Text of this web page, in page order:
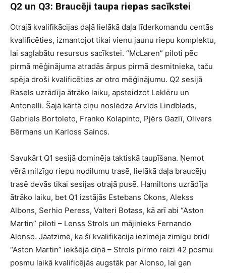
Q2 un Q3: Braucēji taupa riepas sacīkstei
Otrajā kvalifikācijas daļā lielākā daļa līderkomandu centās
kvalificēties, izmantojot tikai vienu jaunu riepu komplektu,
lai saglabātu resursus sacīkstei. “McLaren” piloti pēc
pirmā mēģinājuma atradās ārpus pirmā desmitnieka, taču
spēja droši kvalificēties ar otro mēģinājumu. Q2 sesijā
Rasels uzrādīja ātrāko laiku, apsteidzot Leklēru un
Antonelli. Šajā kārtā cīņu noslēdza Arvīds Lindblads,
Gabriels Bortoleto, Franko Kolapinto, Pjērs Gazlī, Olivers
Bērmans un Karloss Saincs.
Savukārt Q1 sesijā dominēja taktiskā taupīšana. Ņemot
vērā milzīgo riepu nodilumu trasē, lielākā daļa braucēju
trasē devās tikai sesijas otrajā pusē. Hamiltons uzrādīja
ātrāko laiku, bet Q1 izstājās Estebans Okons, Alekss
Albons, Serhio Peress, Valteri Botass, kā arī abi “Aston
Martin” piloti – Lenss Strols un mājinieks Fernando
Alonso. Jāatzīmē, ka šī kvalifikācija iezīmēja zīmīgu brīdi
“Aston Martin” iekšējā cīņā – Strols pirmo reizi 42 posmu
posmu laikā kvalificējās augstāk par Alonso, lai gan